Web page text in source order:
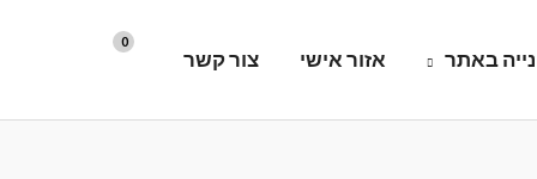
באתר אזור אישי צור קשר